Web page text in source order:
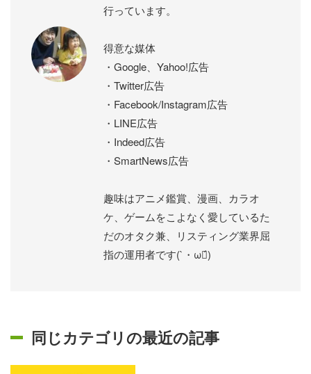
行っています。
得意な媒体
・Google、Yahoo!広告
・Twitter広告
・Facebook/Instagram広告
・LINE広告
・Indeed広告
・SmartNews広告
趣味はアニメ鑑賞、漫画、カラオ
ケ、ゲームをこよなく愛しているた
だのオタク兼、リスティング業界屈
指の運用者です(`・ω・́)ゝ
同じカテゴリの最近の記事